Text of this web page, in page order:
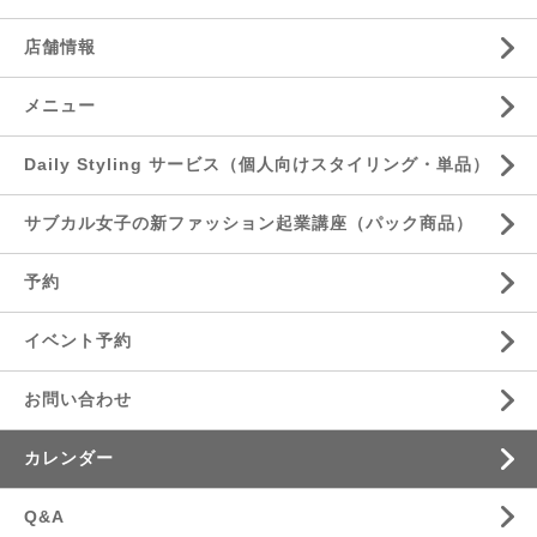
店舗情報
メニュー
Daily Styling サービス（個人向けスタイリング・単品）
サブカル女子の新ファッション起業講座（パック商品）
予約
イベント予約
お問い合わせ
カレンダー
Q&A